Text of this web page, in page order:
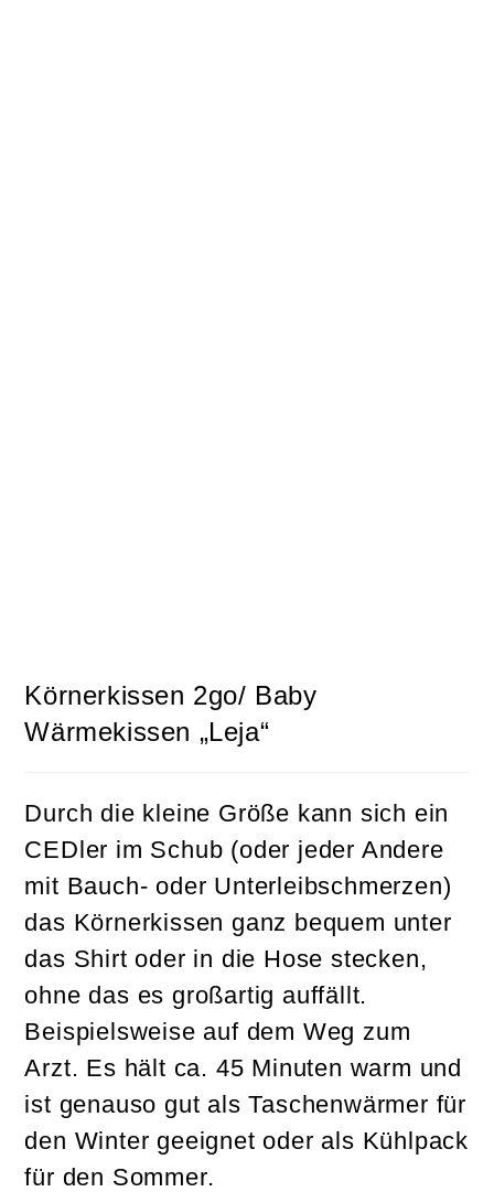
Körnerkissen 2go/ Baby
Wärmekissen „Leja“
Durch die kleine Größe kann sich ein
CEDler im Schub (oder jeder Andere
mit Bauch- oder Unterleibschmerzen)
das Körnerkissen ganz bequem unter
das Shirt oder in die Hose stecken,
ohne das es großartig auffällt.
Beispielsweise auf dem Weg zum
Arzt. Es hält ca. 45 Minuten warm und
ist genauso gut als Taschenwärmer für
den Winter geeignet oder als Kühlpack
für den Sommer.